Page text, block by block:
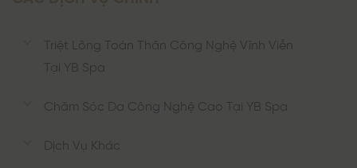
Triệt Lông Toàn Thân Công Nghệ Vĩnh Viễn
Tại YB Spa
Chăm Sóc Da Công Nghệ Cao Tại YB Spa
Dịch Vụ Khác